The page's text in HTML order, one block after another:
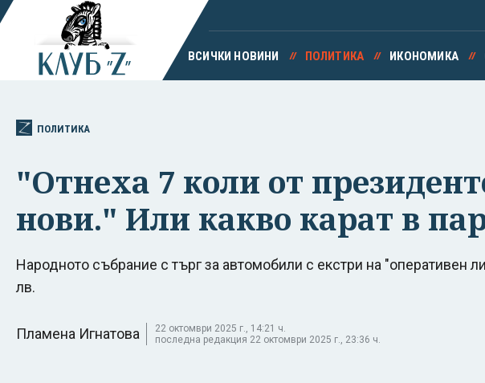
ВСИЧКИ НОВИНИ ПОЛИТИКА ИКОНОМИКА
ПОЛИТИКА
"Отнеха 7 коли от
нови." Или какво карат в
Народното събрание с търг за автомобили с екстри на "оперативен
лв.
Пламена Игнатова
22 октомври 2025 г., 14:21 ч.
последна редакция 22 октомври 2025 г., 23:36 ч.